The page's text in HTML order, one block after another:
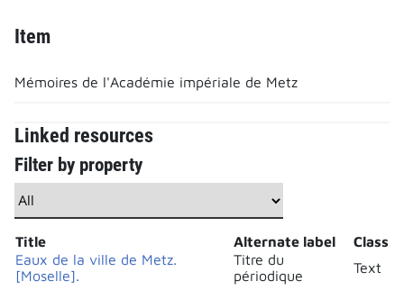
Item
Mémoires de l'Académie impériale de Metz
Linked resources
Filter by property
Title Alternate label
Class
Eaux de la ville de Metz.
[Moselle].
Titre du
périodique
Text